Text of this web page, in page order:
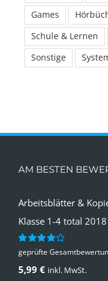
Games
Schule & Lernen
Sonstige
AM BESTEN
Arbeitsblätter &
Klasse 1-4 total 2018
Bewertet
von 5
geprüfte
5,99 € inkl. MwSt.